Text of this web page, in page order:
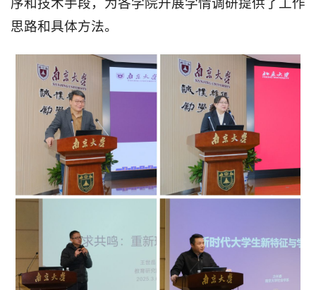
序和技术手段，为各学院开展学情调研提供了工作
思路和具体方法。